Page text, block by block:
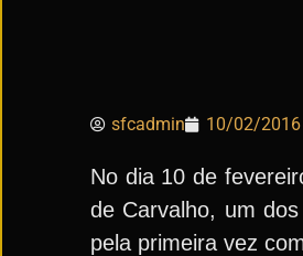
sfcadmin 10/02/2016
No dia 10 de
de Carvalho, um
pela primeira vez